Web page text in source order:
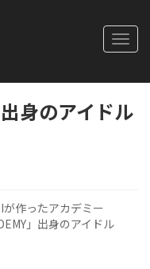
身のアイドル
が作ったアカデミー
」出身のアイドル